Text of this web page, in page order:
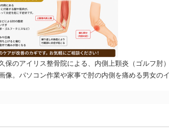
保のアイリス整骨院による、内側上顆炎（ゴルフ肘
像。パソコン作業や家事で肘の内側を痛める男女の